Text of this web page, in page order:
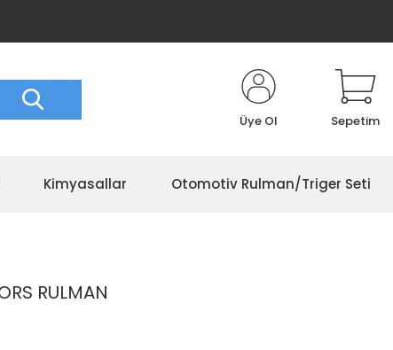
Üye Ol Sepetim
Kimyasallar Otomotiv Rulman/Triger Seti
RULMAN